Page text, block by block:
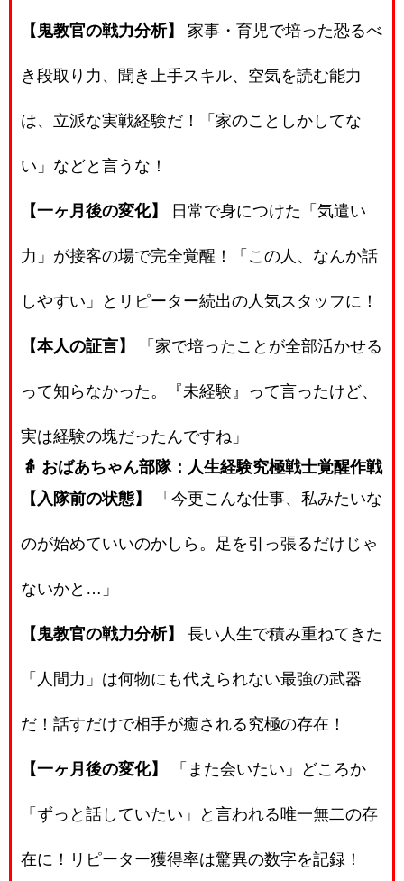
【鬼教官の戦力分析】 家事・育児で培った恐るべ
き段取り力、聞き上手スキル、空気を読む能力
は、立派な実戦経験だ！「家のことしかしてな
い」などと言うな！
【一ヶ月後の変化】 日常で身につけた「気遣い
力」が接客の場で完全覚醒！「この人、なんか話
しやすい」とリピーター続出の人気スタッフに！
【本人の証言】 「家で培ったことが全部活かせる
って知らなかった。『未経験』って言ったけど、
実は経験の塊だったんですね」
👵 おばあちゃん部隊：人生経験究極戦士覚醒作戦
【入隊前の状態】
「今更こんな仕事、私みたいな
のが始めていいのかしら。足を引っ張るだけじゃ
ないかと…」
【鬼教官の戦力分析】 長い人生で積み重ねてきた
「人間力」は何物にも代えられない最強の武器
だ！話すだけで相手が癒される究極の存在！
【一ヶ月後の変化】 「また会いたい」どころか
「ずっと話していたい」と言われる唯一無二の存
在に！リピーター獲得率は驚異の数字を記録！